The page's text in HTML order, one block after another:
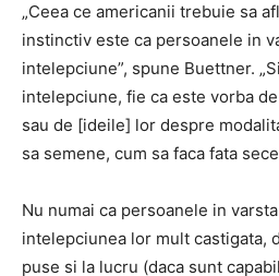
„Ceea ce americanii trebuie sa
instinctiv este ca persoanele in
intelepciune”, spune Buettner.
intelepciune, fie ca este vorba
sau de [ideile] lor despre
sa semene, cum sa faca fata
Nu numai ca persoanele in
intelepciunea lor mult castigata,
puse si la lucru (daca sunt